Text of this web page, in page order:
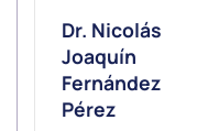
Dr. Nicolás
Joaquín
Fernández
Pérez